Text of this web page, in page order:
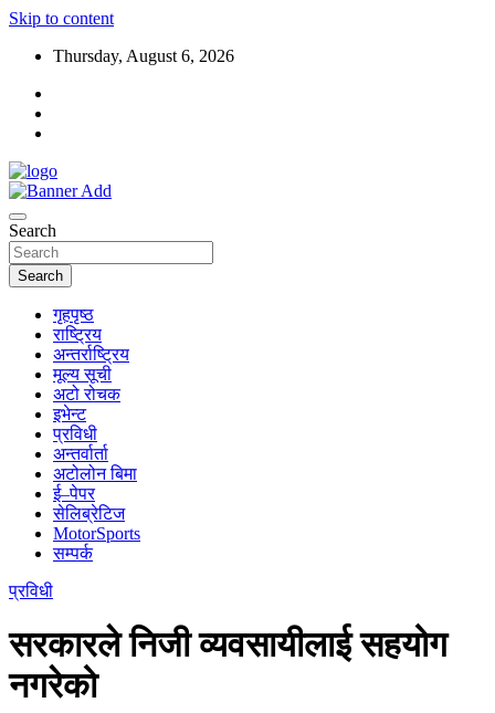
Skip to content
Thursday, August 6, 2026
Search
Search
गृहपृष्ठ
राष्ट्रिय
अन्तर्राष्ट्रिय
मूल्य सूची
अटो रोचक
इभेन्ट
प्रविधी
अन्तर्वार्ता
अटोलोन बिमा
ई–पेपर
सेलिब्रेटिज
MotorSports
सम्पर्क
प्रविधी
सरकारले निजी व्यवसायीलाई सहयोग
नगरेको